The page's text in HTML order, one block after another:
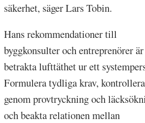
säkerhet, säger Lars Tobin.
Hans rekommendationer till
byggkonsulter och entreprenörer
betrakta lufttäthet ur ett
Formulera tydliga krav,
genom provtryckning och
och beakta relationen mellan